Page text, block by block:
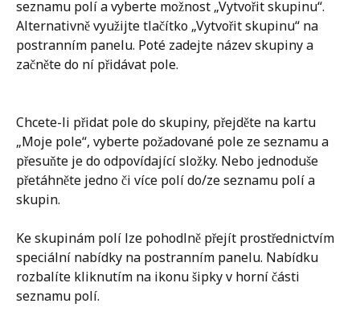
seznamu polí a vyberte možnost „Vytvořit skupinu“.
Alternativně využijte tlačítko „Vytvořit skupinu“ na
postranním panelu. Poté zadejte název skupiny a
začněte do ní přidávat pole.
Chcete-li přidat pole do skupiny, přejděte na kartu
„Moje pole“, vyberte požadované pole ze seznamu a
přesuňte je do odpovídající složky. Nebo jednoduše
přetáhněte jedno či více polí do/ze seznamu polí a
skupin.
Ke skupinám polí lze pohodlně přejít prostřednictvím
speciální nabídky na postranním panelu. Nabídku
rozbalíte kliknutím na ikonu šipky v horní části
seznamu polí.